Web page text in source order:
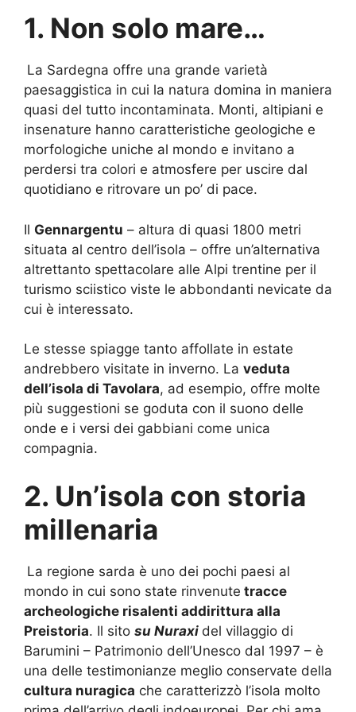
1. Non solo mare…
La Sardegna offre una grande varietà
paesaggistica in cui la natura domina in maniera
quasi del tutto incontaminata. Monti, altipiani e
insenature hanno caratteristiche geologiche e
morfologiche uniche al mondo e invitano a
perdersi tra colori e atmosfere per uscire dal
quotidiano e ritrovare un po’ di pace.
Il Gennargentu – altura di quasi 1800 metri
situata al centro dell’isola – offre un’alternativa
altrettanto spettacolare alle Alpi trentine per il
turismo sciistico viste le abbondanti nevicate da
cui è interessato.
Le stesse spiagge tanto affollate in estate
andrebbero visitate in inverno. La veduta
dell’isola di Tavolara, ad esempio, offre molte
più suggestioni se goduta con il suono delle
onde e i versi dei gabbiani come unica
compagnia.
2. Un’isola con storia
millenaria
La regione sarda è uno dei pochi paesi al
mondo in cui sono state rinvenute tracce
archeologiche risalenti addirittura alla
Preistoria. Il sito su Nuraxi del villaggio di
Barumini – Patrimonio dell’Unesco dal 1997 – è
una delle testimonianze meglio conservate della
cultura nuragica che caratterizzò l’isola molto